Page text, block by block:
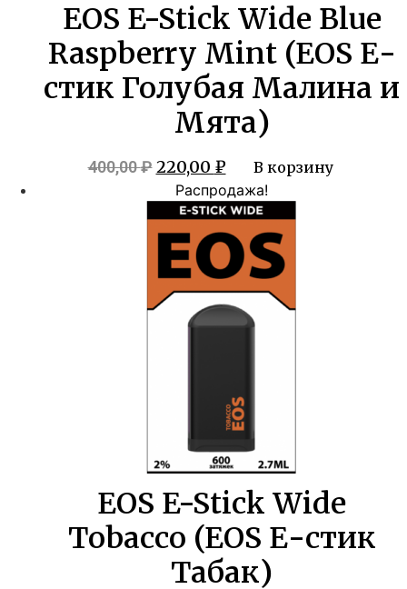
EOS E-Stick Wide Blue
Raspberry Mint (EOS Е-
стик Голубая Малина и
Мята)
400,00₽ Первоначальная
цена
составляла
400,00 ₽.
220,00 ₽Текущая
цена:
220,00 ₽.
В корзину
Распродажа!
EOS E-Stick Wide
Tobacco (EOS Е-стик
Табак)